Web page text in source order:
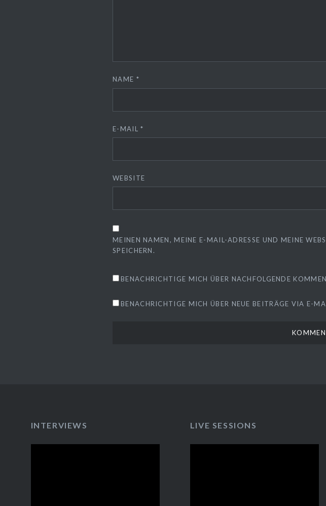
NAME *
E-MAIL*
WEBSITE
MEINEN NAMEN, MEINE E-MAIL-ADRESSE UND MEINE
SPEICHERN.
BENACHRICHTIGE MICH ÜBER NACHFOLGENDE
BENACHRICHTIGE MICH ÜBER NEUE BEITRÄGE VIA E-
INTERVIEWS LIVE SESSIONS